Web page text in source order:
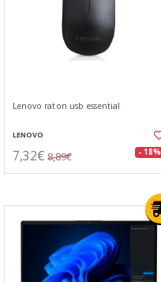
Lenovo raton usb essential
LENOVO
7,32€ 8,89€ - 18%